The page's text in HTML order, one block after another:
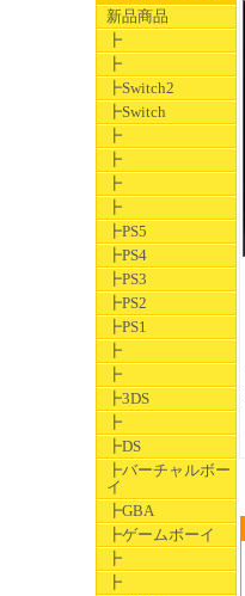
新品商品
┣
┣
┣Switch2
┣Switch
┣
┣
┣
┣
┣PS5
┣PS4
┣PS3
┣PS2
┣PS1
┣
┣
┣3DS
┣
┣DS
┣バーチャルボー
イ
┣GBA
┣ゲームボーイ
┣
┣